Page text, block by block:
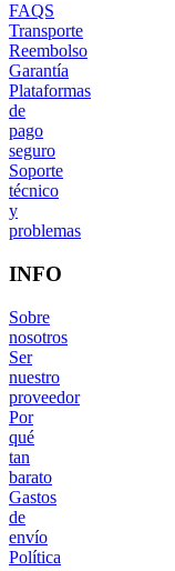
FAQS
Transporte
Reembolso
Garantía
Plataformas
de
pago
seguro
Soporte
técnico
y
problemas
INFO
Sobre
nosotros
Ser
nuestro
proveedor
Por
qué
tan
barato
Gastos
de
envío
Política